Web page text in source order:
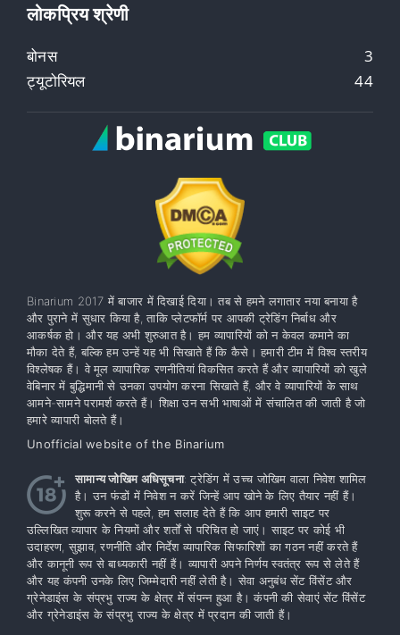
लोकप्रिय श्रेणी
बोनस
3
ट्यूटोरियल
44
Binarium 2017 में बाजार में दिखाई दिया। तब से हमने लगातार नया बनाया है
और पुराने में सुधार किया है, ताकि प्लेटफॉर्म पर आपकी ट्रेडिंग निर्बाध और
आकर्षक हो। और यह अभी शुरुआत है। हम व्यापारियों को न केवल कमाने का
मौका देते हैं, बल्कि हम उन्हें यह भी सिखाते हैं कि कैसे। हमारी टीम में विश्व स्तरीय
विश्लेषक हैं। वे मूल व्यापारिक रणनीतियां विकसित करते हैं और व्यापारियों को खुले
वेबिनार में बुद्धिमानी से उनका उपयोग करना सिखाते हैं, और वे व्यापारियों के साथ
आमने-सामने परामर्श करते हैं। शिक्षा उन सभी भाषाओं में संचालित की जाती है जो
हमारे व्यापारी बोलते हैं।
Unofficial website of the Binarium
सामान्य जोखिम अधिसूचना: ट्रेडिंग में उच्च जोखिम वाला निवेश शामिल
है। उन फंडों में निवेश न करें जिन्हें आप खोने के लिए तैयार नहीं हैं।
शुरू करने से पहले, हम सलाह देते हैं कि आप हमारी साइट पर
उल्लिखित व्यापार के नियमों और शर्तों से परिचित हो जाएं। साइट पर कोई भी
उदाहरण, सुझाव, रणनीति और निर्देश व्यापारिक सिफारिशों का गठन नहीं करते हैं
और कानूनी रूप से बाध्यकारी नहीं हैं। व्यापारी अपने निर्णय स्वतंत्र रूप से लेते हैं
और यह कंपनी उनके लिए जिम्मेदारी नहीं लेती है। सेवा अनुबंध सेंट विंसेंट और
ग्रेनेडाइंस के संप्रभु राज्य के क्षेत्र में संपन्न हुआ है। कंपनी की सेवाएं सेंट विंसेंट
और ग्रेनेडाइंस के संप्रभु राज्य के क्षेत्र में प्रदान की जाती हैं।